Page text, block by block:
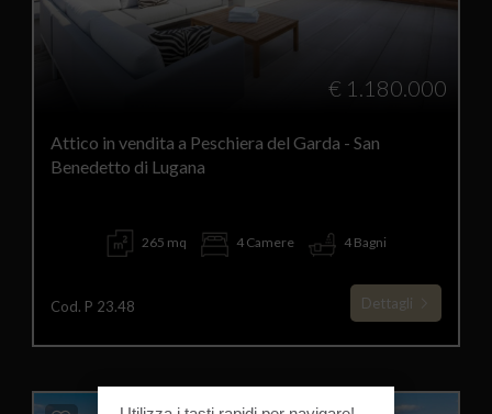
€ 1.180.000
Attico in vendita a Peschiera del Garda - San
Benedetto di Lugana
265 mq 4 Camere 4 Bagni
Cod. P 23.48 Dettagli